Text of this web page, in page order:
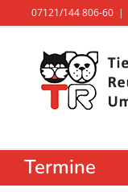
Inhalt
07121/144 806-60 |
Termine